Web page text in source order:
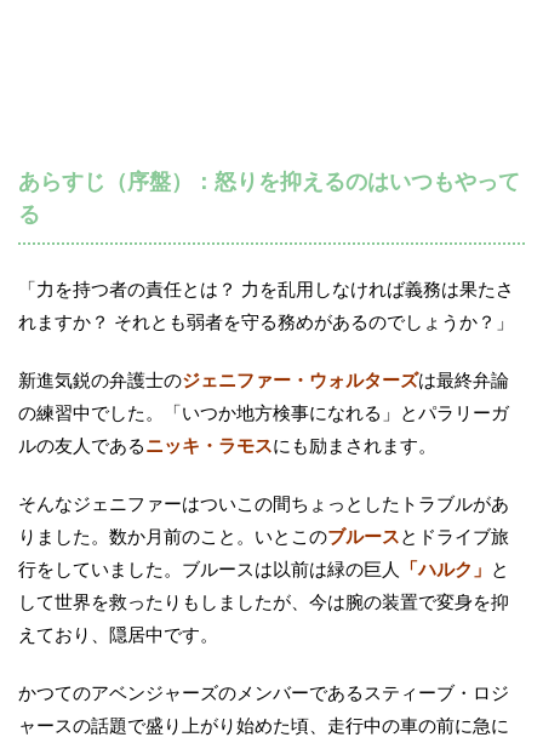
あらすじ（序盤）：怒りを抑えるのはいつもやって
る
「力を持つ者の責任とは？ 力を乱用しなければ義務は果たさ
れますか？ それとも弱者を守る務めがあるのでしょうか？」
新進気鋭の弁護士のジェニファー・ウォルターズは最終弁論
の練習中でした。「いつか地方検事になれる」とパラリーガ
ルの友人であるニッキ・ラモスにも励まされます。
そんなジェニファーはついこの間ちょっとしたトラブルがあ
りました。数か月前のこと。いとこのブルースとドライブ旅
行をしていました。ブルースは以前は緑の巨人
「ハルク」 と
して世界を救ったりもしましたが、今は腕の装置で変身を抑
えており、隠居中です。
かつてのアベンジャーズのメンバーであるスティーブ・ロジ
ャースの話題で盛り上がり始めた頃、走行中の車の前に急に